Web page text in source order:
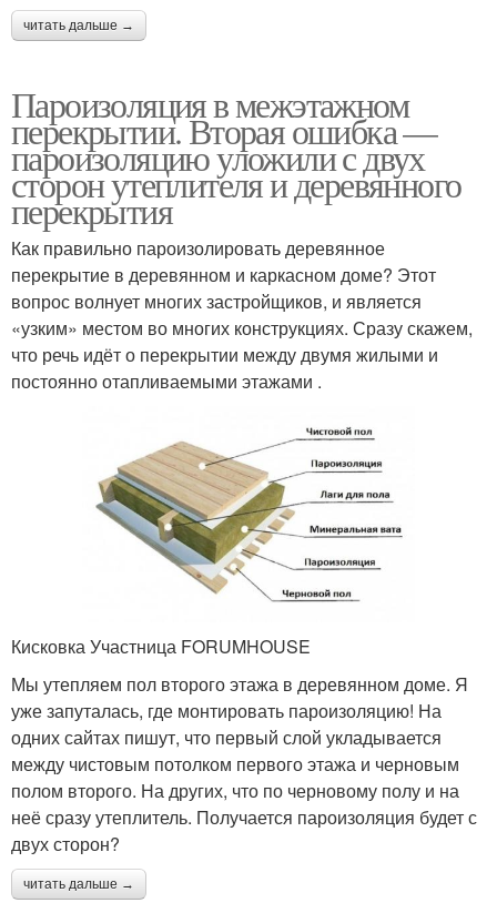
читать дальше →
Пароизоляция в межэтажном
перекрытии. Вторая ошибка —
пароизоляцию уложили с двух
сторон утеплителя и деревянного
перекрытия
Как правильно пароизолировать деревянное
перекрытие в деревянном и каркасном доме? Этот
вопрос волнует многих застройщиков, и является
«узким» местом во многих конструкциях. Сразу скажем,
что речь идёт о перекрытии между двумя жилыми и
постоянно отапливаемыми этажами .
Кисковка Участница FORUMHOUSE
Мы утепляем пол второго этажа в деревянном доме. Я
уже запуталась, где монтировать пароизоляцию! На
одних сайтах пишут, что первый слой укладывается
между чистовым потолком первого этажа и черновым
полом второго. На других, что по черновому полу и на
неё сразу утеплитель. Получается пароизоляция будет с
двух сторон?
читать дальше →